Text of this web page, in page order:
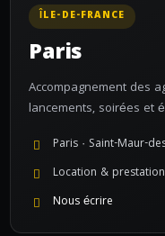
ÎLE-DE-FRANCE
Paris
Accompagnement des
lancements, soirées et
Paris · Saint-Maur-
Location &
Nous écrire